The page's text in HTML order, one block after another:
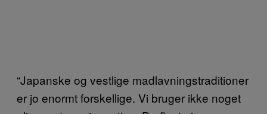
“Japanske og vestlige madlavningstraditioner
er jo enormt forskellige. Vi bruger ikke noget